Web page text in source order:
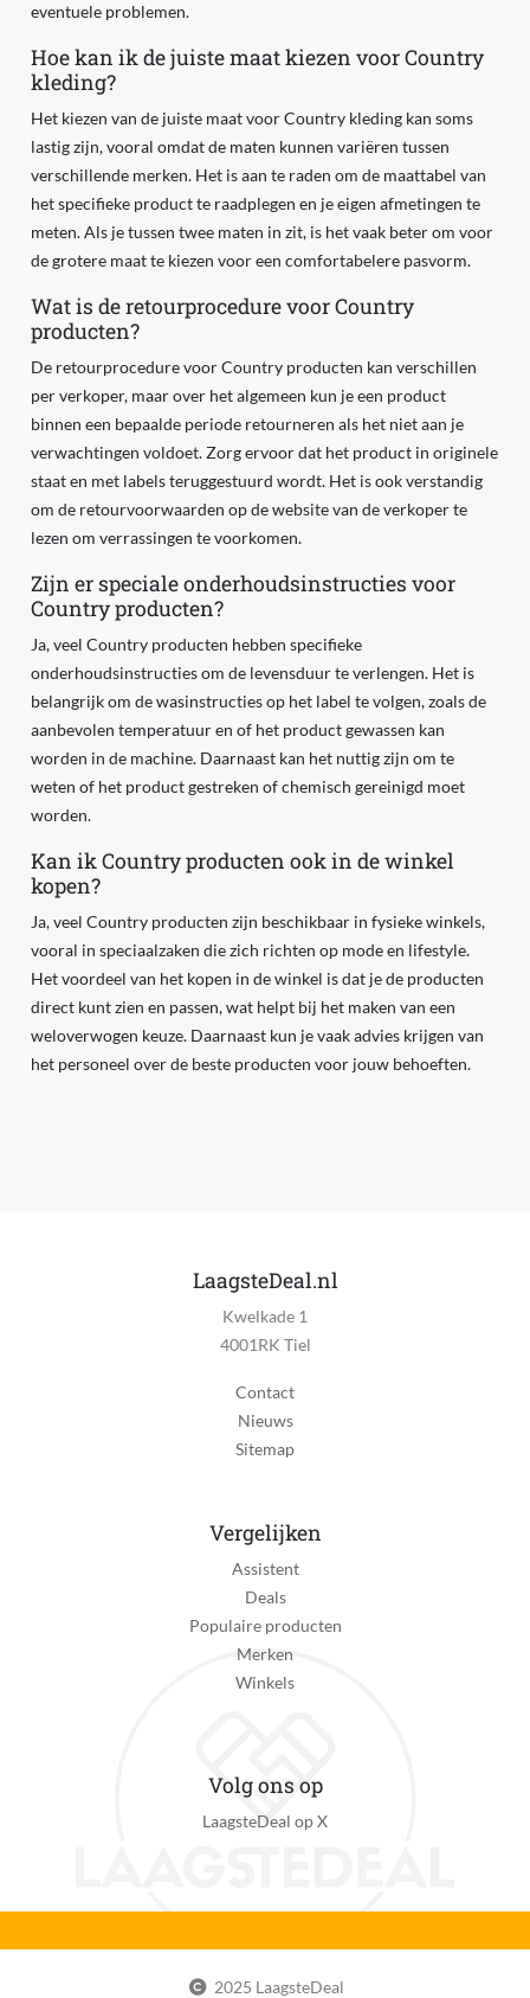
eventuele problemen.
Hoe kan ik de juiste maat kiezen voor Country
kleding?
Het kiezen van de juiste maat voor Country kleding kan soms
lastig zijn, vooral omdat de maten kunnen variëren tussen
verschillende merken. Het is aan te raden om de maattabel van
het specifieke product te raadplegen en je eigen afmetingen te
meten. Als je tussen twee maten in zit, is het vaak beter om voor
de grotere maat te kiezen voor een comfortabelere pasvorm.
Wat is de retourprocedure voor Country
producten?
De retourprocedure voor Country producten kan verschillen
per verkoper, maar over het algemeen kun je een product
binnen een bepaalde periode retourneren als het niet aan je
verwachtingen voldoet. Zorg ervoor dat het product in originele
staat en met labels teruggestuurd wordt. Het is ook verstandig
om de retourvoorwaarden op de website van de verkoper te
lezen om verrassingen te voorkomen.
Zijn er speciale onderhoudsinstructies voor
Country producten?
Ja, veel Country producten hebben specifieke
onderhoudsinstructies om de levensduur te verlengen. Het is
belangrijk om de wasinstructies op het label te volgen, zoals de
aanbevolen temperatuur en of het product gewassen kan
worden in de machine. Daarnaast kan het nuttig zijn om te
weten of het product gestreken of chemisch gereinigd moet
worden.
Kan ik Country producten ook in de winkel
kopen?
Ja, veel Country producten zijn beschikbaar in fysieke winkels,
vooral in speciaalzaken die zich richten op mode en lifestyle.
Het voordeel van het kopen in de winkel is dat je de producten
direct kunt zien en passen, wat helpt bij het maken van een
weloverwogen keuze. Daarnaast kun je vaak advies krijgen van
het personeel over de beste producten voor jouw behoeften.
LaagsteDeal.nl
Kwelkade 1
4001RK Tiel
Contact
Nieuws
Sitemap
Vergelijken
Assistent
Deals
Populaire producten
Merken
Winkels
Volg ons op
LaagsteDeal op X
2025 LaagsteDeal